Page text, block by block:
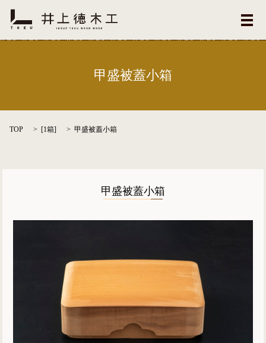
メ
甲盛被蓋小箱
TOP [1箱] 甲盛被蓋小箱
甲盛被蓋小箱